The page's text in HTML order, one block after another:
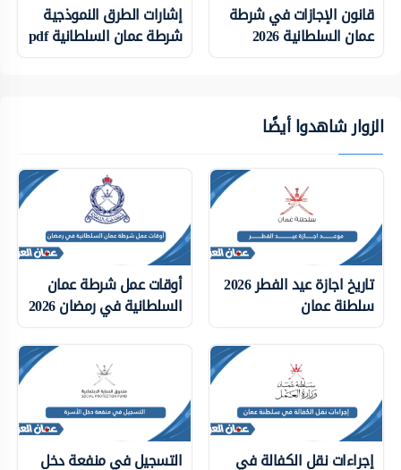
قانون الإجازات في شرطة
عمان السلطانية 2026
إشارات الطرق النموذجية
شرطة عمان السلطانية pdf
الزوار شاهدوا أيضًا
تاريخ اجازة عيد الفطر 2026
سلطنة عمان
أوقات عمل شرطة عمان
السلطانية في رمضان 2026
إجراءات نقل الكفالة في التسجيل في منفعة دخل